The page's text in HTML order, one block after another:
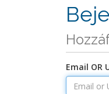
Email OR